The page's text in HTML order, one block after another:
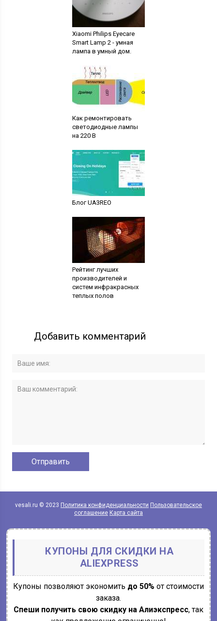
Xiaomi Philips Eyecare
Smart Lamp 2 - умная
лампа в умный дом.
Как ремонтировать
светодиодные лампы
на 220 В
Блог UA3REO
Рейтинг лучших
производителей и
систем инфракрасных
теплых полов
Добавить комментарий
vesali.ru © 2023 Политика конфиденциальности Пользовательское
соглашение Карта сайта
КУПОНЫ ДЛЯ СКИДКИ НА
ALIEXPRESS
Купоны позволяют экономить до 50% от стоимости
заказа.
Спеши получить свою скидку на Алиэкспресс, так